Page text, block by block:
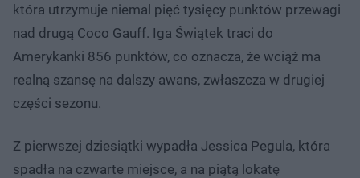
która utrzymuje niemal pięć tysięcy punktów przewagi
nad drugą Coco Gauff. Iga Świątek traci do
Amerykanki 856 punktów, co oznacza, że wciąż ma
realną szansę na dalszy awans, zwłaszcza w drugiej
części sezonu.
Z pierwszej dziesiątki wypadła Jessica Pegula, która
spadła na czwarte miejsce, a na piątą lokatę